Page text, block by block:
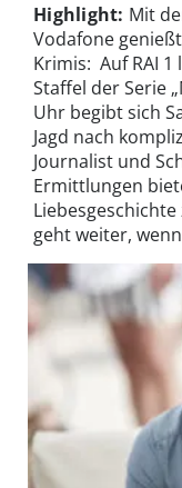
Highlight: Mit
Vodafone
Krimis: Auf RAI 1
Staffel der Serie
Uhr begibt sich
Jagd nach
Journalist und
Ermittlungen
geht weiter,